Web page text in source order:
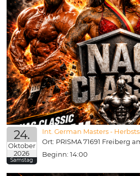
24.
Oktober
2026
Samstag
Int. German Masters -
Ort: PRISMA 71691 Freiberg
Beginn: 14:00